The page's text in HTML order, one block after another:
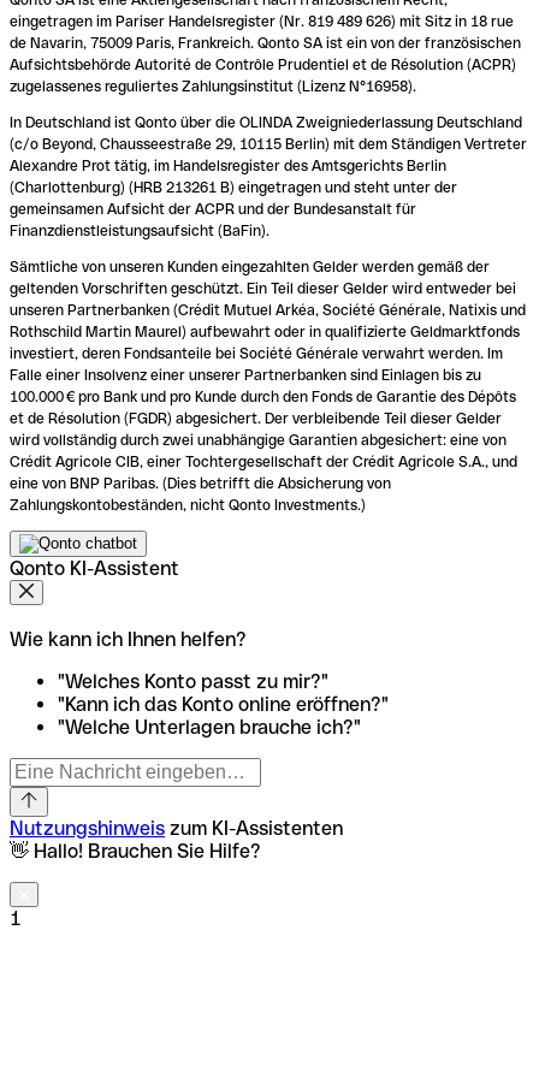
eingetragen im Pariser Handelsregister (Nr. 819 489 626) mit Sitz in 18 rue
de Navarin, 75009 Paris, Frankreich. Qonto SA ist ein von der französischen
Aufsichtsbehörde Autorité de Contrôle Prudentiel et de Résolution (ACPR)
zugelassenes reguliertes Zahlungsinstitut (Lizenz N°16958).
In Deutschland ist Qonto über die OLINDA Zweigniederlassung Deutschland
(c/o Beyond, Chausseestraße 29, 10115 Berlin) mit dem Ständigen Vertreter
Alexandre Prot tätig, im Handelsregister des Amtsgerichts Berlin
(Charlottenburg) (HRB 213261 B) eingetragen und steht unter der
gemeinsamen Aufsicht der ACPR und der Bundesanstalt für
Finanzdienstleistungsaufsicht (BaFin).
Sämtliche von unseren Kunden eingezahlten Gelder werden gemäß der
geltenden Vorschriften geschützt. Ein Teil dieser Gelder wird entweder bei
unseren Partnerbanken (Crédit Mutuel Arkéa, Société Générale, Natixis und
Rothschild Martin Maurel) aufbewahrt oder in qualifizierte Geldmarktfonds
investiert, deren Fondsanteile bei Société Générale verwahrt werden. Im
Falle einer Insolvenz einer unserer Partnerbanken sind Einlagen bis zu
100.000 € pro Bank und pro Kunde durch den Fonds de Garantie des Dépôts
et de Résolution (FGDR) abgesichert. Der verbleibende Teil dieser Gelder
wird vollständig durch zwei unabhängige Garantien abgesichert: eine von
Crédit Agricole CIB, einer Tochtergesellschaft der Crédit Agricole S.A., und
eine von BNP Paribas. (Dies betrifft die Absicherung von
Zahlungskontobeständen, nicht Qonto Investments.)
Qonto KI-Assistent
Wie kann ich Ihnen helfen?
"Welches Konto passt zu mir?"
"Kann ich das Konto online eröffnen?"
"Welche Unterlagen brauche ich?"
Nutzungshinweis zum KI-Assistenten
👋 Hallo! Brauchen Sie Hilfe?
1